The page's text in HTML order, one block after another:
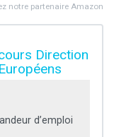
notre partenaire Amazon
Direction
d’emploi